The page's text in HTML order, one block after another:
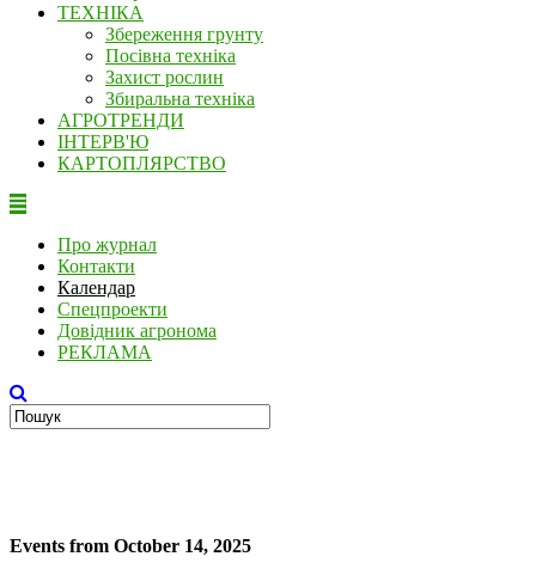
ТЕХНІКА
Збереження грунту
Посівна техніка
Захист рослин
Збиральна техніка
АГРОТРЕНДИ
ІНТЕРВ'Ю
КАРТОПЛЯРСТВО
Про журнал
Контакти
Календар
Спецпроекти
Довідник агронома
РЕКЛАМА
Events from October 14, 2025